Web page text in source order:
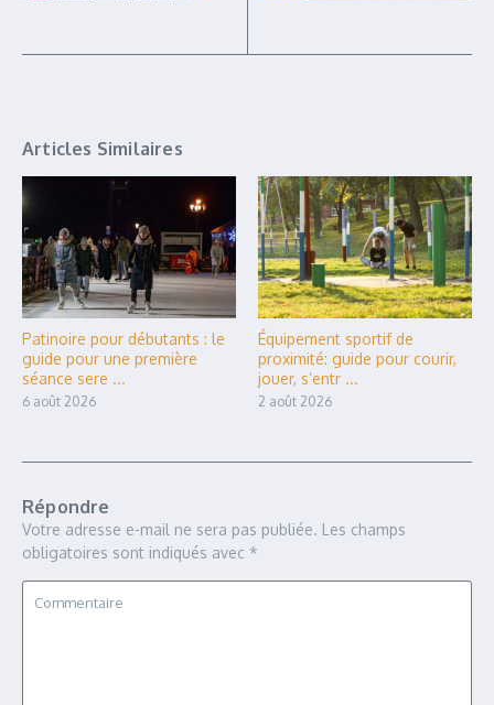
Articles Similaires
Patinoire pour débutants : le
guide pour une première
séance sere ...
6 août 2026
Équipement sportif de
proximité: guide pour courir,
jouer, s’entr ...
2 août 2026
Répondre
Votre adresse e-mail ne sera pas publiée. Les champs
obligatoires sont indiqués avec *